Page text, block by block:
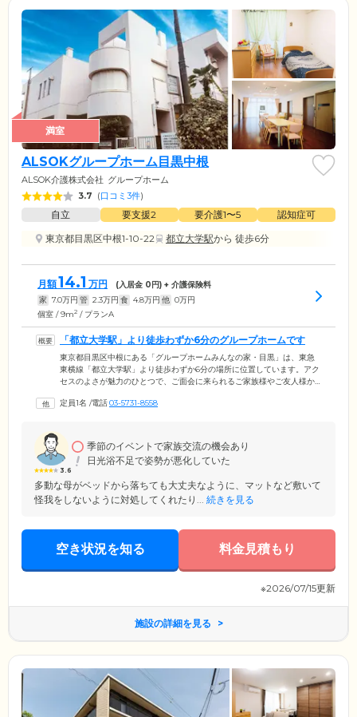
満室
ALSOKグループホーム目黒中根
ALSOK介護株式会社 グループホーム
3.7 (口コミ3件)
自立 要支援2 要介護1〜5
認知症可
東京都目黒区中根1-10-22
都立大学駅から 徒歩6分
月額14.1 万円 (入居金 0円) + 介護保険料
家 7.0万円 管 2.3万円 食 4.8万円 他 0万円
個室 / 9m2 / プランA
「都立大学駅」より徒歩わずか6分のグループホームです
東京都目黒区中根にある「グループホームみんなの家・目黒」は、東急
東横線「都立大学駅」より徒歩わずか6分の場所に位置しています。アク
セスのよさが魅力のひとつで、ご面会に来られるご家族様やご友人様か
た、「グループホームみんなの家・目黒」では、ご入居のみなさまが協
日をお守りしています。要支援～要介護の方まで幅広く受け入れており
ますので、お気軽にご相談ください。
定員1名 /電話03-5731-8558
3.6
季節のイベントで家族交流の機会あり
日光浴不足で姿勢が悪化していた
多動な母がベッドから落ちても大丈夫なように、マットなど敷いて
怪我をしないように対処してくれたり... 続きを見る
空き状況を知る 料金見積もり
※2026/07/15更新
施設の詳細を見る